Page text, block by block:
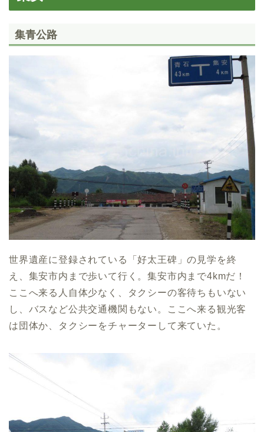
集青公路
世界遺産に登録されている「好太王碑」の見学を終
え、集安市内まで歩いて行く。集安市内まで4kmだ！
ここへ来る人自体少なく、タクシーの客待ちもいない
し、バスなど公共交通機関もない。ここへ来る観光客
は団体か、タクシーをチャーターして来ていた。